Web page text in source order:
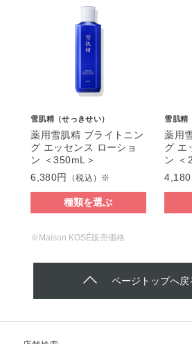
雪肌精（せっきせい）
薬用雪肌精 ブライトニン
グ エッセンス ローショ
ン ＜350mL＞
6,380円
（税込）※
種類を選ぶ
雪肌精
薬用
グ エ
ン ＜
4,180
※Maison KOSÉ販売価格
ページトップへ戻